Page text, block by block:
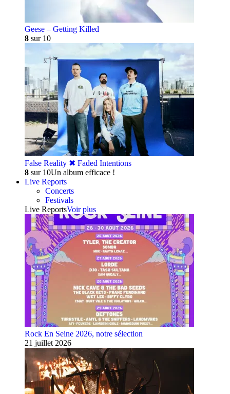
Geese – Getting Killed
8 sur 10
False Reality ✖︎ Faded Intentions
8 sur 10Un album efficace !
Live Reports
Concerts
Festivals
Live ReportsVoir plus
Rock En Seine 2026, notre sélection
21 juillet 2026